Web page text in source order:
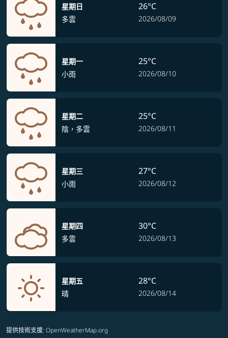
星期日
多雲
26°C
2026/08/09
星期一
小雨
25°C
2026/08/10
星期二
陰，多雲
25°C
2026/08/11
星期三
小雨
27°C
2026/08/12
星期四
多雲
30°C
2026/08/13
星期五
晴
28°C
2026/08/14
提供技術支援: OpenWeatherMap.org